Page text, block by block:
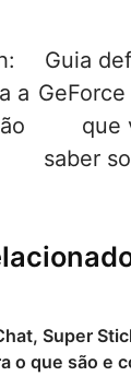
a
Guia
que
saber
Super
o que são e